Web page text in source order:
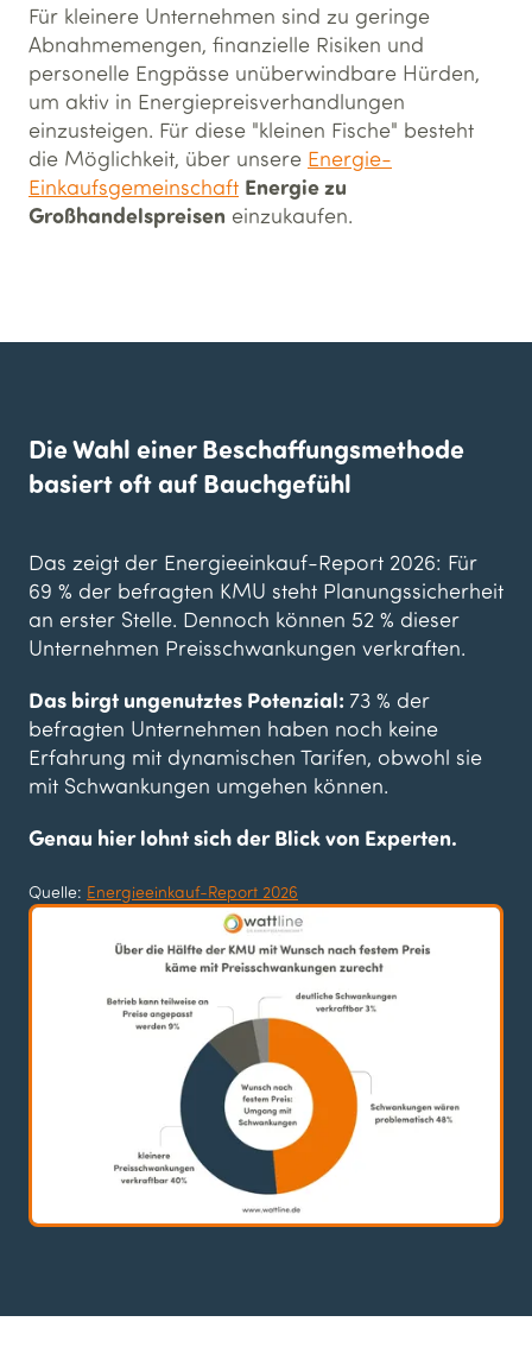
Für kleinere Unternehmen sind zu geringe
Abnahmemengen, finanzielle Risiken und
personelle Engpässe unüberwindbare Hürden,
um aktiv in Energiepreisverhandlungen
einzusteigen. Für diese "kleinen Fische" besteht
die Möglichkeit, über unsere Energie-
Einkaufsgemeinschaft Energie zu
Großhandelspreisen einzukaufen.
Die Wahl einer Beschaffungsmethode
basiert oft auf Bauchgefühl
Das zeigt der Energieeinkauf-Report 2026: Für
69 % der befragten KMU steht Planungssicherheit
an erster Stelle. Dennoch können 52 % dieser
Unternehmen Preisschwankungen verkraften.
Das birgt ungenutztes Potenzial: 73 % der
befragten Unternehmen haben noch keine
Erfahrung mit dynamischen Tarifen, obwohl sie
mit Schwankungen umgehen können.
Genau hier lohnt sich der Blick von Experten.
Quelle: Energieeinkauf-Report 2026